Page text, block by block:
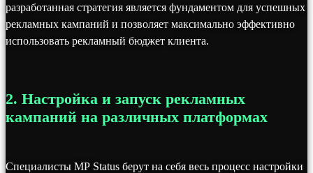
разработанная стратегия является фундаментом для успешных
рекламных кампаний и позволяет максимально эффективно
использовать рекламный бюджет клиента.
2. Настройка и запуск рекламных
кампаний на различных платформах
Специалисты MP Status берут на себя весь процесс настройки